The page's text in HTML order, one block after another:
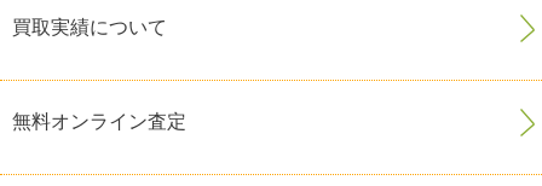
買取実績について
無料オンライン査定